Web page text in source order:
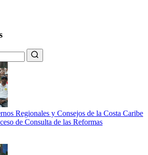
Regionales y Consejos de la Costa Caribe
de Consulta de las Reformas